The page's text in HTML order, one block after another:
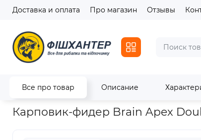
Доставка и оплата Про магазин Отзывы
Все про товар Описание
Главная Удилища Фидерные Карповик-фидер
Карповик-фидер Brain Apex